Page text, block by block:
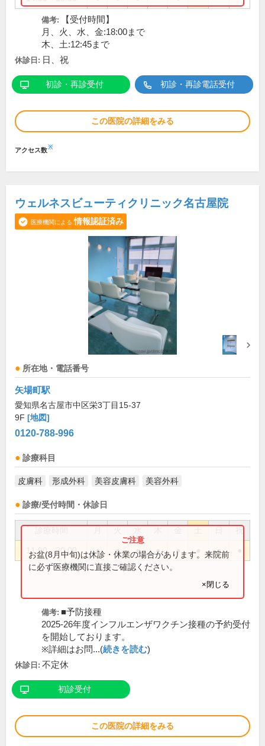
備考:
【受付時間】
月、火、水、金:18:00まで
木、土:12:45まで
休診日: 日、祝
初診・再診受付 初診・再診電話受付
この医院の詳細をみる
アクセス数※
ウェルネスビューティクリニック名古屋院
医療機関による 情報認証済み
所在地・電話番号
矢場町駅
愛知県名古屋市中区栄3丁目15-37
9F [地図]
0120-788-996
診療科目
皮膚科 形成外科 美容皮膚科 美容外科
診療/受付時間・休診日
祝
11:00～20:00 ● ● ● ● ● ●
お盆(8月中旬)は休診・休業の場合があります。来院前
に必ず医療機関に直接ご確認ください。
×閉じる
備考: ■予防接種
2025-26年度インフルエンザワクチン接種の予約受付
を開始しております。
※詳細はお問...(続きを読む)
休診日: 不定休
初診受付
この医院の詳細をみる